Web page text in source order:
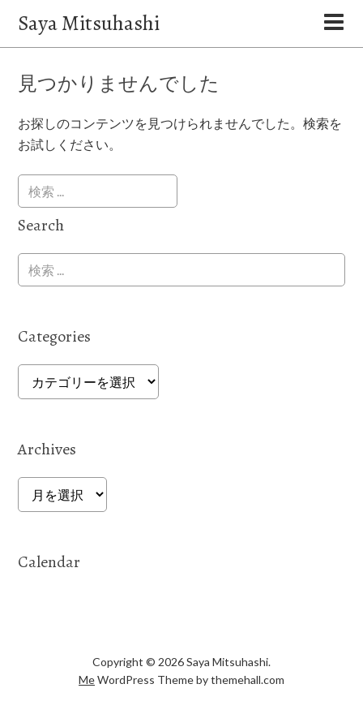
Saya Mitsuhashi
見つかりませんでした
お探しのコンテンツを見つけられませんでした。検索を
お試しください。
Search
Categories
Categories
Archives
Archives
Calendar
Copyright © 2026 Saya Mitsuhashi.
MeWordPress Theme by themehall.com